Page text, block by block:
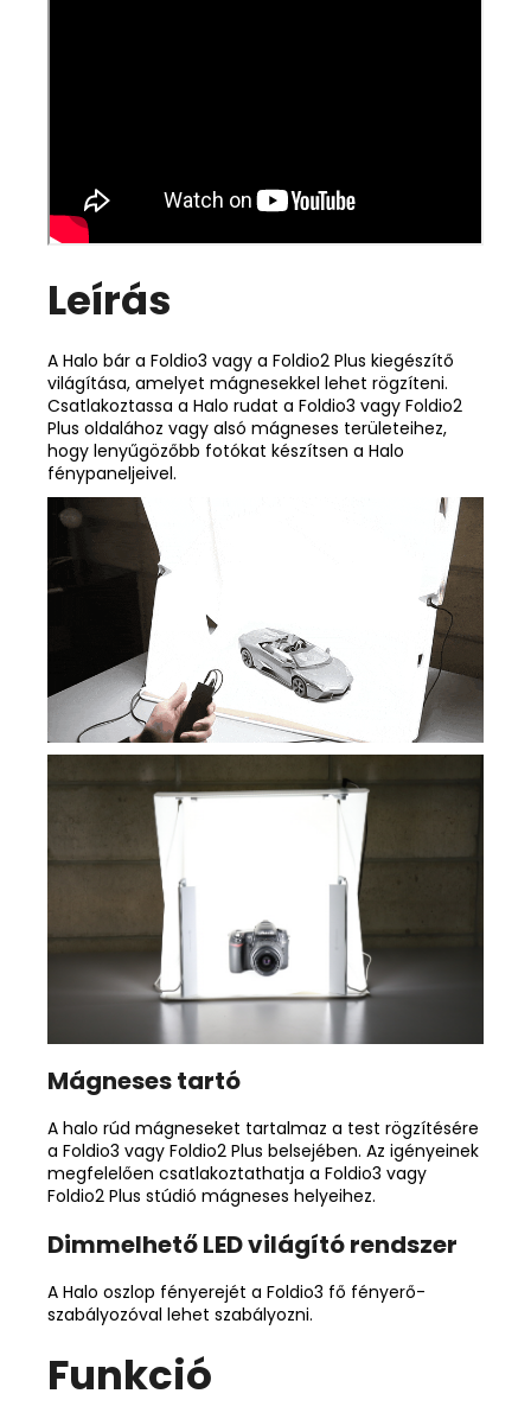
Leírás
A Halo bár a Foldio3 vagy a Foldio2 Plus kiegészítő
világítása, amelyet mágnesekkel lehet rögzíteni.
Csatlakoztassa a Halo rudat a Foldio3 vagy Foldio2
Plus oldalához vagy alsó mágneses területeihez,
hogy lenyűgözőbb fotókat készítsen a Halo
fénypaneljeivel.
Mágneses tartó
A halo rúd mágneseket tartalmaz a test rögzítésére
a Foldio3 vagy Foldio2 Plus belsejében. Az igényeinek
megfelelően csatlakoztathatja a Foldio3 vagy
Foldio2 Plus stúdió mágneses helyeihez.
Dimmelhető LED világító rendszer
A Halo oszlop fényerejét a Foldio3 fő fényerő-
szabályozóval lehet szabályozni.
Funkció